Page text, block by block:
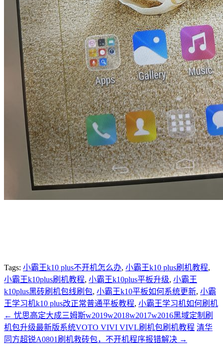
Tags: 小霸王k10 plus不开机怎么办, 小霸王k10 plus刷机教程,
小霸王k10plus刷机教程, 小霸王k10plus平板升级, 小霸王
k10plus黑砖刷机包线刷包, 小霸王k10平板如何系统更新, 小霸
王学习机k10 plus改正常普通平板教程, 小霸王学习机如何刷机
← 忧思高定大成三姆斯w2019w2018w2017w2016黑域定制刷
机包升级最新版系统VOTO VIVI VIVL刷机包刷机教程 清华
同方超锐A0801刷机救砖包，不开机程序报错解决 →